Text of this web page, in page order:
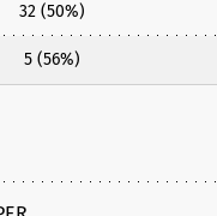
32 (50%)
5 (56%)